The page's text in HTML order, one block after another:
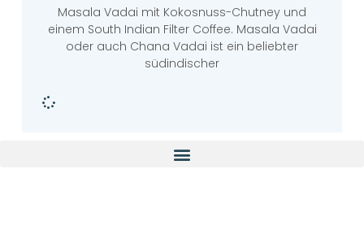
Masala Vadai mit Kokosnuss-Chutney und
einem South Indian Filter Coffee. Masala Vadai
oder auch Chana Vadai ist ein beliebter
südindischer